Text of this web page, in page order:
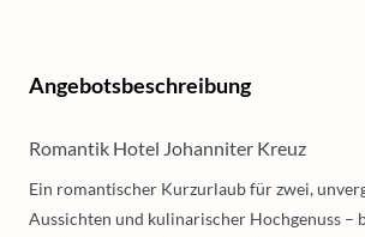
Angebotsbeschreibung
Romantik Hotel Johanniter Kreuz
Ein romantischer Kurzurlaub für zwei,
Aussichten und kulinarischer Hochgenuss –